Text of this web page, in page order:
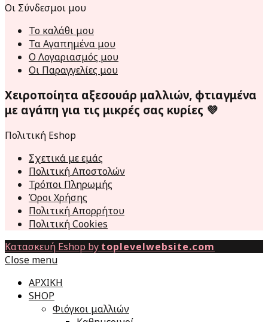
Οι Σύνδεσμοι μου
Το καλάθι μου
Τα Αγαπημένα μου
Ο Λογαριασμός μου
Οι Παραγγελίες μου
Χειροποίητα αξεσουάρ μαλλιών, φτιαγμένα
με αγάπη για τις μικρές σας κυρίες 💜
Πολιτική Eshop
Σχετικά με εμάς
Πολιτική Αποστολών
Τρόποι Πληρωμής
Όροι Χρήσης
Πολιτική Απορρήτου
Πολιτική Cookies
Κατασκευή Eshop by toplevelwebsite.com
Close menu
ΑΡΧΙΚΗ
SHOP
Φιόγκοι μαλλιών